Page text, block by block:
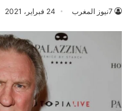
7نيوز المغرب 24 فبراير، 2021